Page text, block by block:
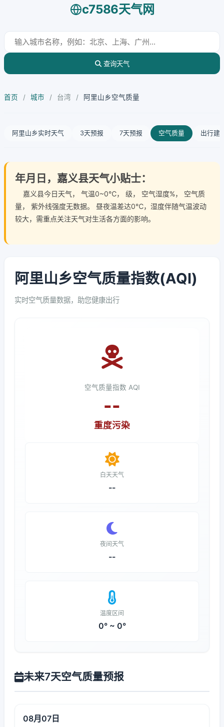
c7586天气网
查询天气
首页 / 城市 / 台湾 / 阿里山乡空气质量
阿里山乡实时天气 3天预报 7天预报 空气质量 出行建
年月日，嘉义县天气小贴士：
嘉义县今日天气， 气温0~0℃， 级， 空气湿度%， 空气质
量， 紫外线强度无数据。 昼夜温差达0℃，湿度伴随气温波动
较大，需重点关注天气对生活各方面的影响。
阿里山乡空气质量指数(AQI)
实时空气质量数据，助您健康出行
空气质量指数 AQI
--
重度污染
白天天气
--
夜间天气
--
温度区间
0° ~ 0°
未来7天空气质量预报
08月07日